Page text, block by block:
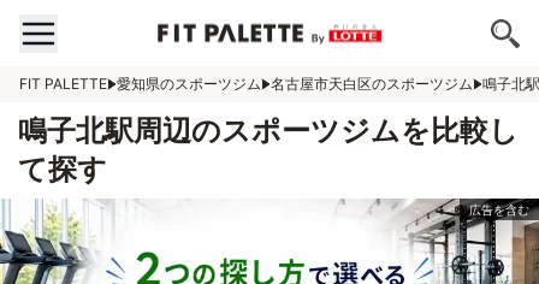
FIT PALETTE 愛知県のスポーツジム 名古屋市天白区のスポーツジム 鳴子北
鳴子北駅周辺のスポーツジムを比較し
て探す